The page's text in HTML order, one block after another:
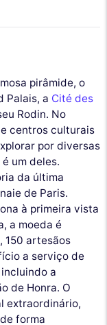
pirâmide, o
Palais, a Cité des
Rodin. No
centros culturais
por diversas
é um deles.
da última
de Paris.
à primeira vista
a moeda é
150 artesãos
a serviço de
a
de Honra. O
extraordinário,
forma